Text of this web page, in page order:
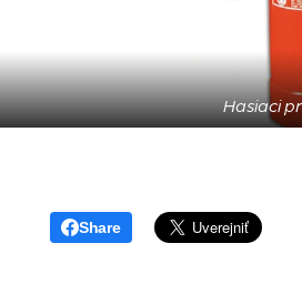
Hasiaci
Share